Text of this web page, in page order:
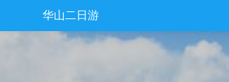
华山二日游